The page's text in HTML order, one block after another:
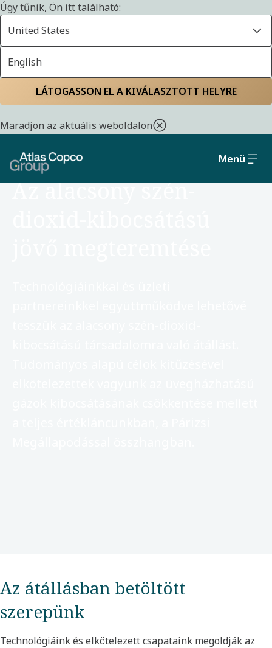
Úgy tűnik, Ön itt található:
United States
English
LÁTOGASSON EL A KIVÁLASZTOTT HELYRE
Maradjon az aktuális weboldalon
Menü
Kezdőlap Fenntartható fejlődés
KÖRNYEZET
Az alacsony szén-
Az átállásban betöltött
szerepünk
Technológiáink és elkötelezett csapataink megoldják az